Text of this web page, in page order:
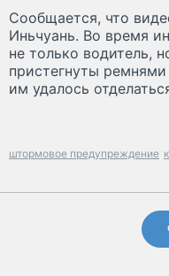
Сообщается, что
Иньчуань. Во время
не только водитель,
пристегнуты
им удалось
штормовое предупреждение